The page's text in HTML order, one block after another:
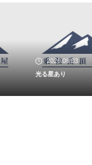
2026.08.03
光る星あり